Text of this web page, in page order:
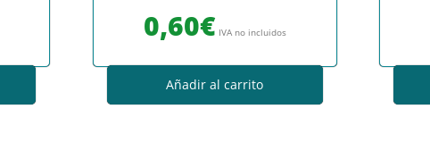
0,60€ IVA no incluidos
Añadir al carrito